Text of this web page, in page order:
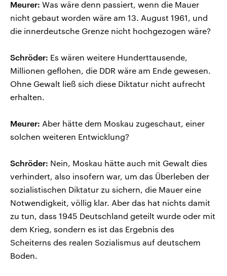
Meurer: Was wäre denn passiert, wenn die Mauer
nicht gebaut worden wäre am 13. August 1961, und
die innerdeutsche Grenze nicht hochgezogen wäre?
Schröder: Es wären weitere Hunderttausende,
Millionen geflohen, die DDR wäre am Ende gewesen.
Ohne Gewalt ließ sich diese Diktatur nicht aufrecht
erhalten.
Meurer: Aber hätte dem Moskau zugeschaut, einer
solchen weiteren Entwicklung?
Schröder: Nein, Moskau hätte auch mit Gewalt dies
verhindert, also insofern war, um das Überleben der
sozialistischen Diktatur zu sichern, die Mauer eine
Notwendigkeit, völlig klar. Aber das hat nichts damit
zu tun, dass 1945 Deutschland geteilt wurde oder mit
dem Krieg, sondern es ist das Ergebnis des
Scheiterns des realen Sozialismus auf deutschem
Boden.